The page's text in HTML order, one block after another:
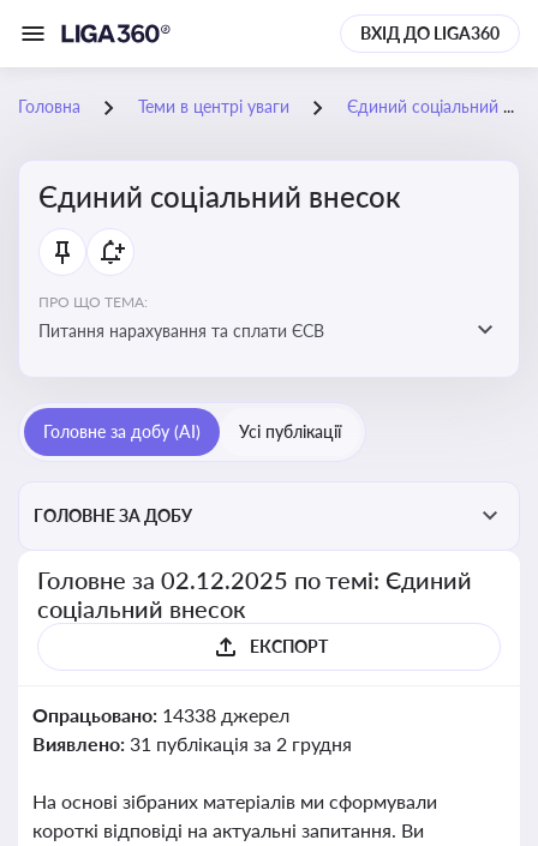
ВХІД ДО LIGA360
Головна Теми в центрі уваги Єдиний соціальний внесок
Єдиний соціальний внесок
ПРО ЩО ТЕМА:
Питання нарахування та сплати ЄСВ
Головне за добу (AI) Усі публікації
ГОЛОВНЕ ЗА ДОБУ
Головне за 02.12.2025 по темі: Єдиний
соціальний внесок
ЕКСПОРТ
Опрацьовано: 14338 джерел
Виявлено: 31 публікація за 2 грудня
На основі зібраних матеріалів ми сформували
короткі відповіді на актуальні запитання. Ви